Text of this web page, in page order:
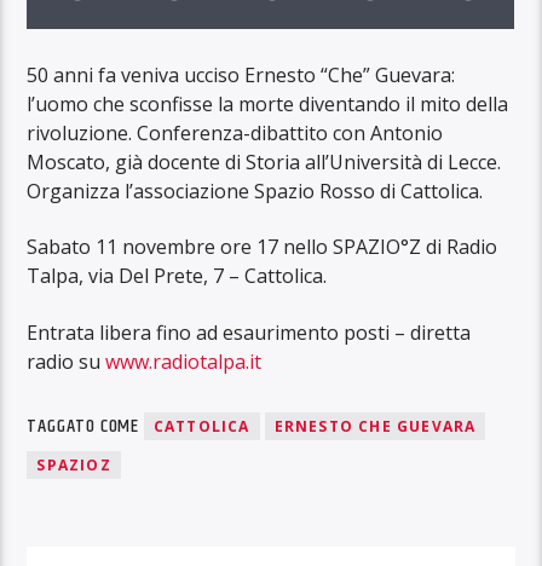
50 anni fa veniva ucciso Ernesto “Che” Guevara:
l’uomo che sconfisse la morte diventando il mito della
rivoluzione. Conferenza-dibattito con Antonio
Moscato, già docente di Storia all’Università di Lecce.
Organizza l’associazione Spazio Rosso di Cattolica.
Sabato 11 novembre ore 17 nello SPAZIO°Z di Radio
Talpa, via Del Prete, 7 – Cattolica.
Entrata libera fino ad esaurimento posti – diretta
radio suwww.radiotalpa.it
TAGGATO COME CATTOLICA
ERNESTO CHE GUEVARA
SPAZIOZ